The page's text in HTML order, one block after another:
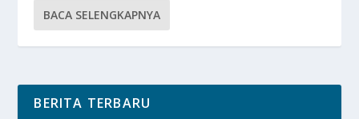
BACA SELENGKAPNYA
BERITA TERBARU